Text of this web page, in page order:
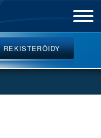
REKISTERÖIDY